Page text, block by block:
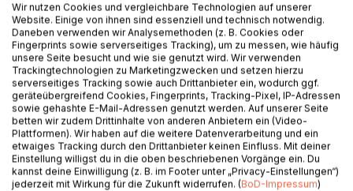
BESCHREIBUNG
- Es gibt eine ganz besondere Art der Liebe.
- Eine Liebe, die Leben überdauert.
- Eine Liebe ohne Zeit und Raum.
Wir nutzen Cookies und vergleichbare Technologien auf unserer
Website. Einige von ihnen sind essenziell und technisch notwendig.
Daneben verwenden wir Analysemethoden (z. B. Cookies oder
Fingerprints sowie serverseitiges Tracking), um zu messen, wie häufig
unsere Seite besucht und wie sie genutzt wird. Wir verwenden
Trackingtechnologien zu Marketingzwecken und setzen hierzu
serverseitiges Tracking sowie auch Drittanbieter ein, wodurch ggf.
geräteübergreifend Cookies, Fingerprints, Tracking-Pixel, IP-Adressen
sowie gehashte E-Mail-Adressen genutzt werden. Auf unserer Seite
betten wir zudem Drittinhalte von anderen Anbietern ein (Video-
Plattformen). Wir haben auf die weitere Datenverarbeitung und ein
etwaiges Tracking durch den Drittanbieter keinen Einfluss. Mit deiner
Einstellung willigst du in die oben beschriebenen Vorgänge ein. Du
kannst deine Einwilligung (z. B. im Footer unter „Privacy-Einstellungen“)
jederzeit mit Wirkung für die Zukunft widerrufen. (BoD-Impressum)